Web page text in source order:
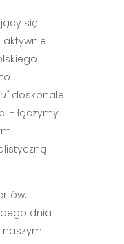
się
doskonale
- łączymy
dnia